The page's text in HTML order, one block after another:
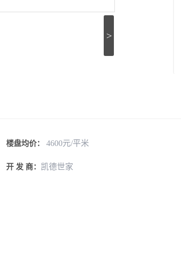
>
楼盘均价： 4600元/平米
开 发 商： 凯德世家